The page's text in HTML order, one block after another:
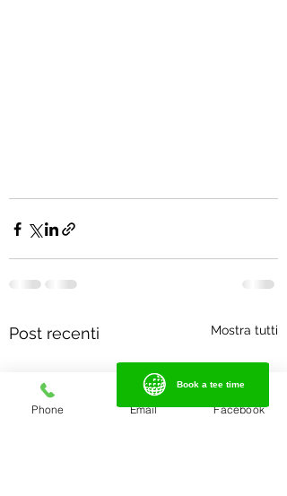
Post recenti Mostra tutti
Phone Email Facebook
Book a tee time
Book a tee time